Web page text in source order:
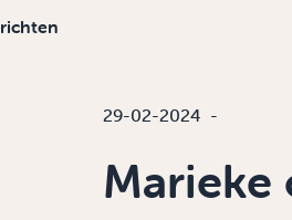
29-02-2024 -
Marieke